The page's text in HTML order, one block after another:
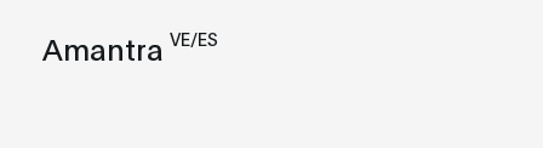
Amantra VE/ES